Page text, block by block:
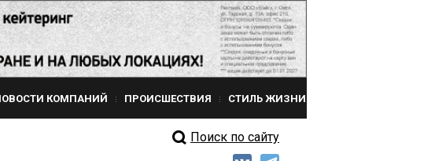
КОМПАНИЙ ПРОИСШЕСТВИЯ СТИЛЬ ЖИЗНИ
Поиск по сайту